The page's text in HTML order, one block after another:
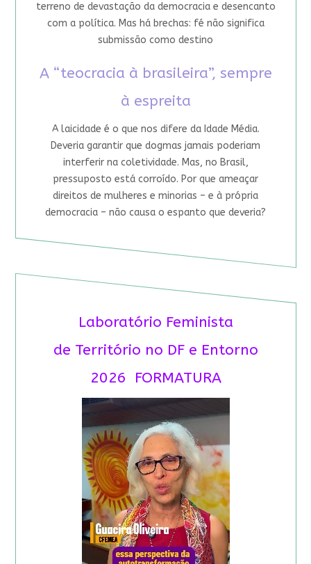
terreno de devastação da democracia e desencanto
com a política. Mas há brechas: fé não significa
submissão como destino
A “teocracia à brasileira”, sempre
à espreita
A laicidade é o que nos difere da Idade Média.
Deveria garantir que dogmas jamais poderiam
interferir na coletividade. Mas, no Brasil,
pressuposto está corroído. Por que ameaçar
direitos de mulheres e minorias – e à própria
democracia – não causa o espanto que deveria?
Laboratório Feminista
de Território no DF e Entorno
2026 FORMATURA